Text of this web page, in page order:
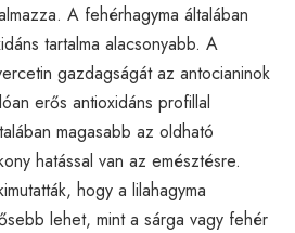
A fehérhagyma általában
tartalma alacsonyabb. A
gazdagságát az antocianinok
erős antioxidáns profillal
magasabb az oldható
hatással van az emésztésre.
hogy a lilahagyma
lehet, mint a sárga vagy fehér